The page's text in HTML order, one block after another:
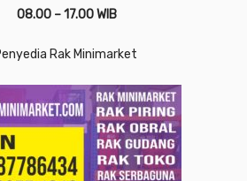
08.00 – 17.00 WIB
Rak Minimarket